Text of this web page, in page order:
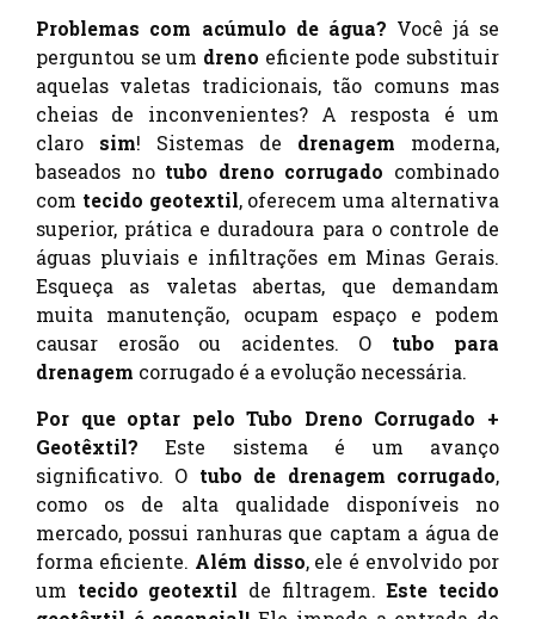
Problemas com acúmulo de água? Você já se
perguntou se um dreno eficiente pode substituir
aquelas valetas tradicionais, tão comuns mas
cheias de inconvenientes? A resposta é um
claro sim! Sistemas de drenagem moderna,
baseados no tubo dreno corrugado combinado
com tecido geotextil, oferecem uma alternativa
superior, prática e duradoura para o controle de
águas pluviais e infiltrações em Minas Gerais.
Esqueça as valetas abertas, que demandam
muita manutenção, ocupam espaço e podem
causar erosão ou acidentes. O tubo para
drenagem corrugado é a evolução necessária.
Por que optar pelo Tubo Dreno Corrugado +
Geotêxtil? Este sistema é um avanço
significativo. O tubo de drenagem corrugado,
como os de alta qualidade disponíveis no
mercado, possui ranhuras que captam a água de
forma eficiente. Além disso, ele é envolvido por
um tecido geotextil de filtragem.Este tecido